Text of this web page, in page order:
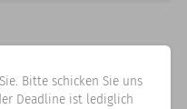
Bitte schicken Sie uns
Deadline ist lediglich